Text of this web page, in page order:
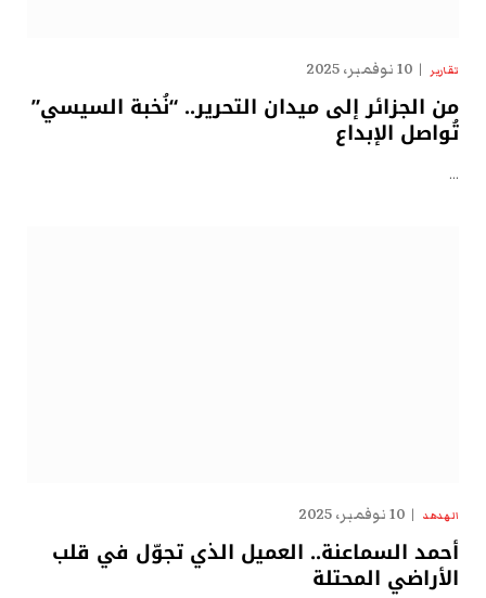
تقارير 10 نوفمبر، 2025
من الجزائر إلى ميدان التحرير.. “نُخبة السيسي”
تُواصل الإبداع
…
الهدهد 10 نوفمبر، 2025
أحمد السماعنة.. العميل الذي تجوّل في قلب
الأراضي المحتلة